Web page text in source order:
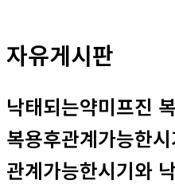
자유게시판
낙태되는약미프진
복용후관계가능한
관계가능한시기와